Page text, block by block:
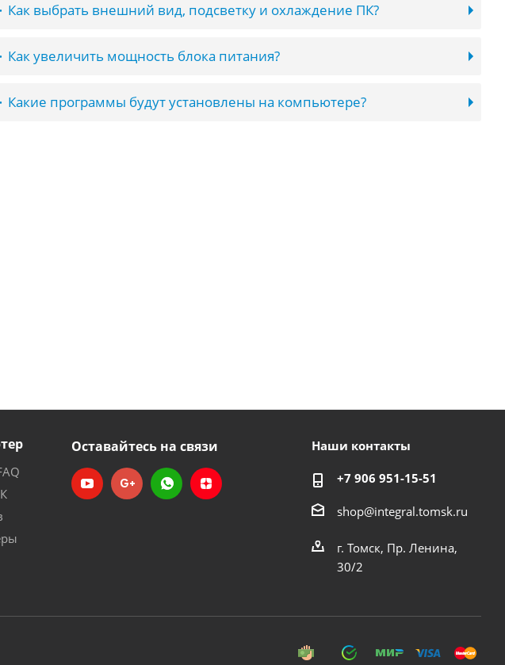
Как выбрать внешний вид, подсветку и охлаждение ПК?
Как увеличить мощность блока питания?
Какие программы будут установлены на компьютере?
Оставайтесь на связи Наши контакты
+7 906 951-15-51
shop@integral.tomsk.ru
г. Томск, Пр. Ленина,
30/2